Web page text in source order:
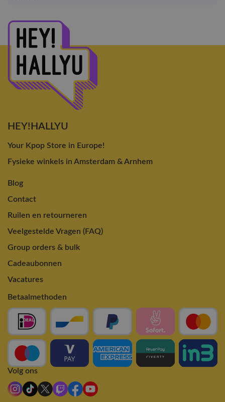
HEY!HALLYU
Your Kpop Store in Europe!
Fysieke winkels in Amsterdam & Arnhem
Blog
Contact
Ruilen en retourneren
Veelgestelde Vragen (FAQ)
Group orders & bulk
Cadeaubonnen
Vacatures
Betaalmethoden
Volg ons